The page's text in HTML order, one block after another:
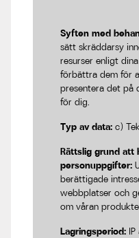
Syften med
sätt skräddarsy
resurser enligt
förbättra dem för
presentera det på
för dig.
Typ av data: c)
Rättslig grund att
personuppgifter:
berättigade
webbplatser och
om våran
Lagringsperiod: